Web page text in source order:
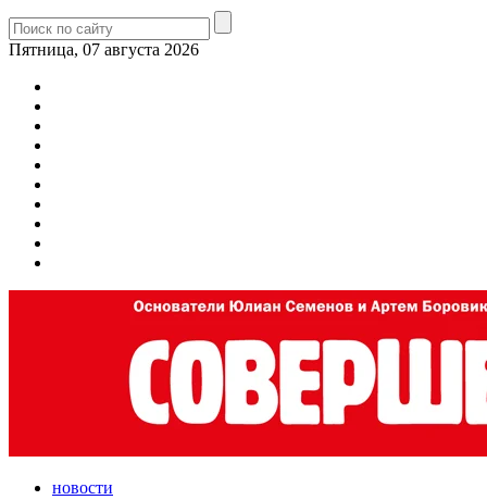
Пятница, 07 августа 2026
новости